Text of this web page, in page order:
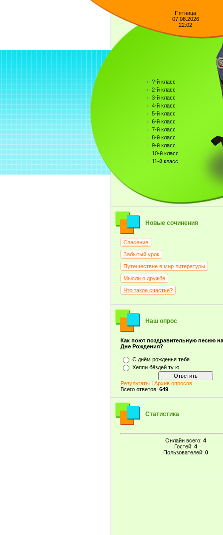
Пятница
07.08.2026
22:02
?-й класс
2-й класс
3-й класс
4-й класс
5-й класс
6-й класс
7-й класс
8-й класс
9-й класс
10-й класс
11-й класс
Новые сочинения
Спасение
Забытый урок
Путешествие в мир литературы
Мысли о дружбе
Что такое счастье?
Наш опрос
Как поют поздравительную песню
Дне Рождения?
С днём рожденья тебя
Хеппи бёздей ту ю
Результаты| Архив опросов
Всего ответов: 649
Статистика
Онлайн всего: 4
Гостей: 4
Пользователей: 0